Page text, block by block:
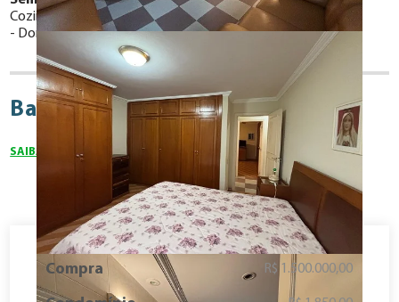
Cozinha com armários planejados
Dormitório com armários embutidos
Bairro Higienopolis
SAIBA MAIS SOBRE O BAIRRO
Compra R$ 1.500.000,00